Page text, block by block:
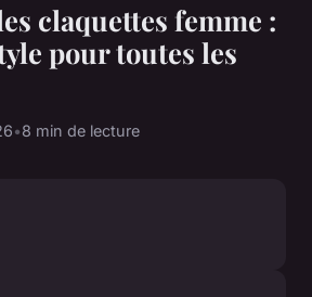
claquettes femme :
pour toutes les
•8 min de lecture